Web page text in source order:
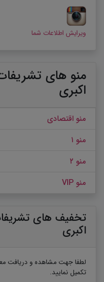
ویرایش اطلاعات شما
منو های
اکبری
منو اقتصادی
منو ۱
منو ۲
منو VIP
تخفیف های
اکبری
لطفا جهت مشاهده و دریافت
تکمیل نمایید.